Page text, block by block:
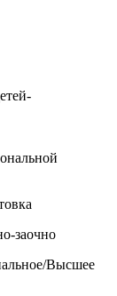
заочно
Высшее